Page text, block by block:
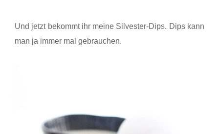
Und jetzt bekommt ihr meine Silvester-Dips. Dips kann
man ja immer mal gebrauchen.